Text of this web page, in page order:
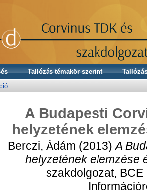
Tallózás témakör szerint
A Budapesti
helyzetének
Berczi, Ádám (2013)A
helyzetének elemzése
szakdolgozat,